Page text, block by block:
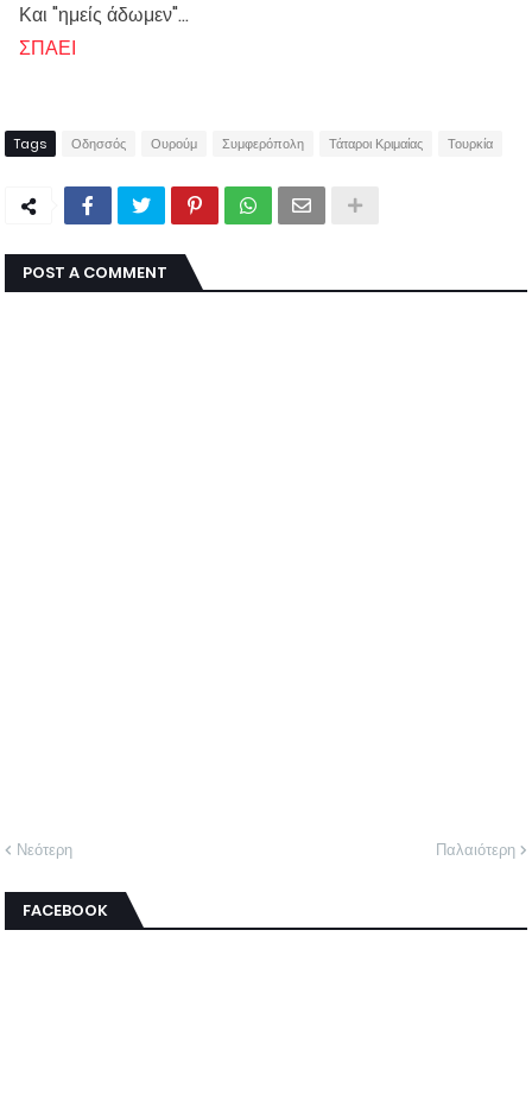
Και "ημείς άδωμεν"...
ΣΠΑΕΙ
Tags Οδησσός Ουρούμ Συμφερόπολη Τάταροι Κριμαίας Τουρκία
POST A COMMENT
Νεότερη Παλαιότερη
FACEBOOK